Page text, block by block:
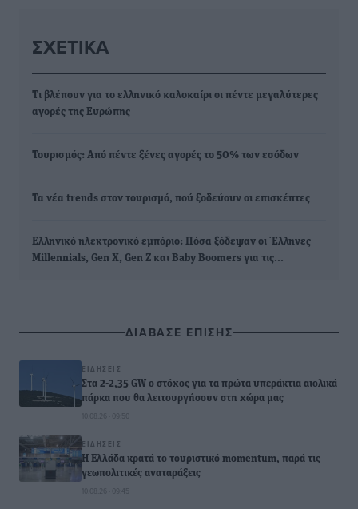
ΣΧΕΤΙΚΆ
Τι βλέπουν για το ελληνικό καλοκαίρι οι πέντε μεγαλύτερες
αγορές της Ευρώπης
Τουρισμός: Από πέντε ξένες αγορές το 50% των εσόδων
Τα νέα trends στον τουρισμό, πού ξοδεύουν οι επισκέπτες
Ελληνικό ηλεκτρονικό εμπόριο: Πόσα ξόδεψαν οι Έλληνες
Millennials, Gen X, Gen Z και Baby Boomers για τις…
ΔΙΑΒΑΣΕ ΕΠΙΣΗΣ
ΕΙΔΉΣΕΙΣ
Στα 2-2,35 GW ο στόχος για τα πρώτα υπεράκτια αιολικά
πάρκα που θα λειτουργήσουν στη χώρα μας
10.08.26 · 09:50
ΕΙΔΉΣΕΙΣ
Η Ελλάδα κρατά το τουριστικό momentum, παρά τις
γεωπολιτικές αναταράξεις
10.08.26 · 09:45